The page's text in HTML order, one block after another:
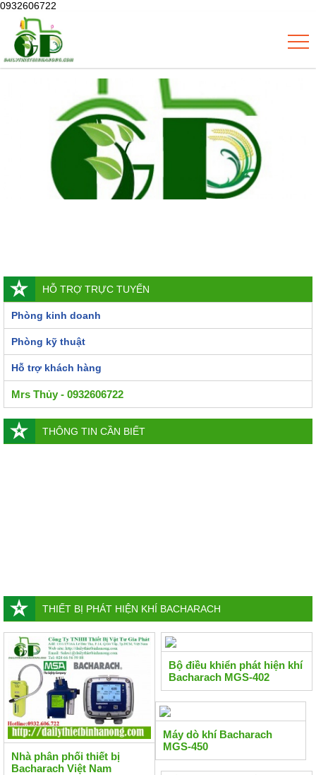
0932606722
HỖ TRỢ TRỰC TUYẾN
Phòng kinh doanh
Phòng kỹ thuật
Hỗ trợ khách hàng
Mrs Thủy - 0932606722
THÔNG TIN CẦN BIẾT
THIẾT BỊ PHÁT HIỆN KHÍ BACHARACH
Nhà phân phối thiết bị
Bacharach Việt Nam
Bộ điều khiển phát hiện khí
Bacharach MGS-402
Máy dò khí Bacharach
MGS-450